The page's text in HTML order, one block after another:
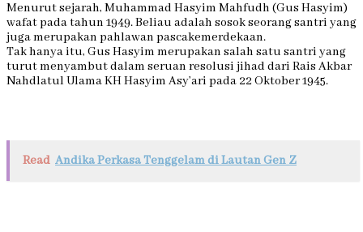
Menurut sejarah, Muhammad Hasyim Mahfudh (Gus Hasyim)
wafat pada tahun 1949. Beliau adalah sosok seorang santri yang
juga merupakan pahlawan pascakemerdekaan.
Tak hanya itu, Gus Hasyim merupakan salah satu santri yang
turut menyambut dalam seruan resolusi jihad dari Rais Akbar
Nahdlatul Ulama KH Hasyim Asy’ari pada 22 Oktober 1945.
Read Andika Perkasa Tenggelam di Lautan Gen Z